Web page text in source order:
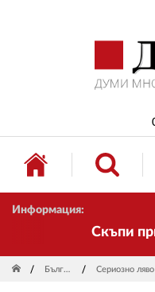
Информация:
Скъпи
България